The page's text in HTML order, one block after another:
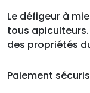
Le défigeur à
tous
des propriétés
Paiement